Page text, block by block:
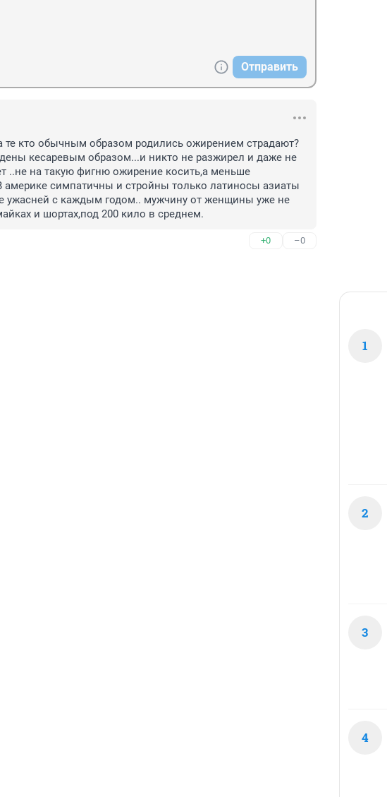
Отправить
те кто обычным образом родились ожирением страдают?
кесаревым образом...и никто не разжирел и даже не
..не на такую фигню ожирение косить,а меньше
америке симпатичны и стройны только латиносы азиаты
ужасней с каждым годом.. мужчину от женщины уже не
и шортах,под 200 кило в среднем.
+0 –0
1
2
3
4